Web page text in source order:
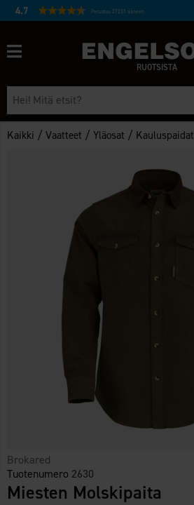
4.7 Perustuu 27231 ääneen
RUOTSISTA
Kaikki /Vaatteet /Yläosat / Kauluspaidat
Brokared
Tuotenumero 2630
Miesten Molskipaita